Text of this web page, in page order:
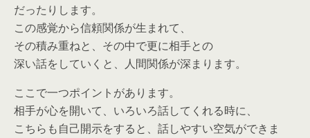
だったりします。
この感覚から信頼関係が生まれて、
その積み重ねと、その中で更に相手との
深い話をしていくと、人間関係が深まります。
ここで一つポイントがあります。
相手が心を開いて、いろいろ話してくれる時に、
こちらも自己開示をすると、話しやすい空気ができま